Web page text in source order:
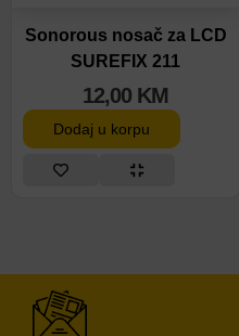
Sonorous nosač za LCD
SUREFIX 211
12,00 KM
Dodaj u korpu